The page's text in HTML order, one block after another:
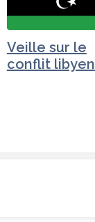
Veille sur le
conflit libyen